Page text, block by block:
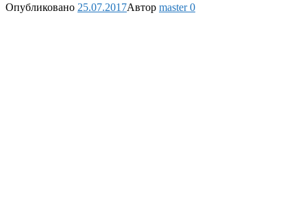
Опубликовано 25.07.2017Автор master0